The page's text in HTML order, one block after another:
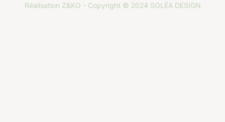
Réalisation Z&KO - Copyright © 2024 SOLÉA DESIGN